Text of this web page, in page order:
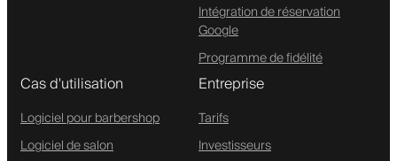
Intégration de réservation
Google
Programme de fidélité
Cas d'utilisation
Logiciel pour barbershop
Logiciel de salon
Entreprise
Tarifs
Investisseurs